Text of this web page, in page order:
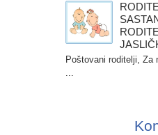
Poštovani roditelji, Za
...